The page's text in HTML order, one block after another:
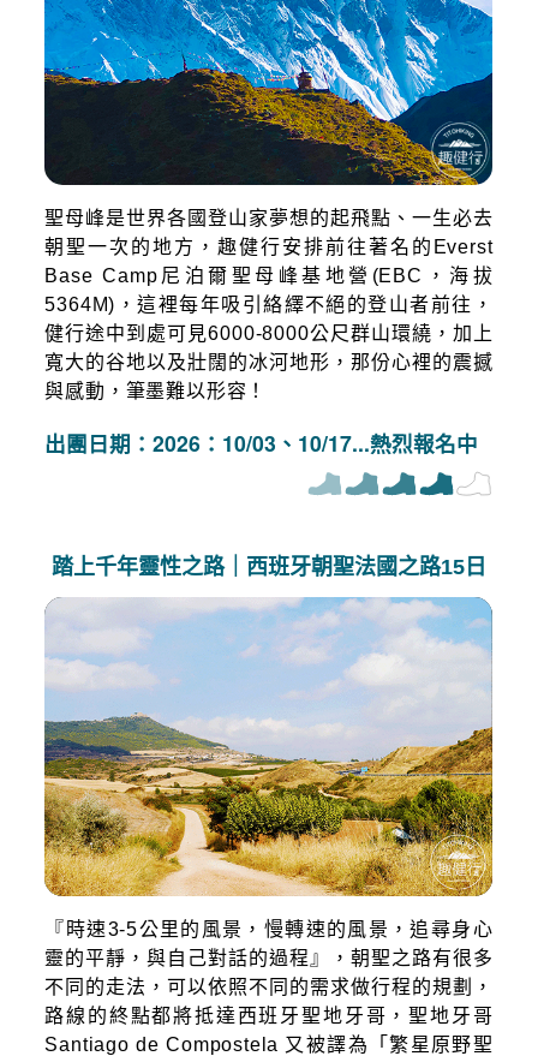
出團日期：2026：10/03、10/17...熱烈報名中
聖母峰是世界各國登山家夢想的起飛點、一生必去
朝聖一次的地方，趣健行安排前往著名的Everst
Base Camp尼泊爾聖母峰基地營(EBC，海拔
5364M)，這裡每年吸引絡繹不絕的登山者前往，
健行途中到處可見6000-8000公尺群山環繞，加上
寬大的谷地以及壯闊的冰河地形，那份心裡的震撼
與感動，筆墨難以形容！
踏上千年靈性之路｜西班牙朝聖法國之路15日
『時速3-5公里的風景，慢轉速的風景，追尋身心
靈的平靜，與自己對話的過程』，朝聖之路有很多
不同的走法，可以依照不同的需求做行程的規劃，
路線的終點都將抵達西班牙聖地牙哥，聖地牙哥
Santiago de Compostela 又被譯為「繁星原野聖